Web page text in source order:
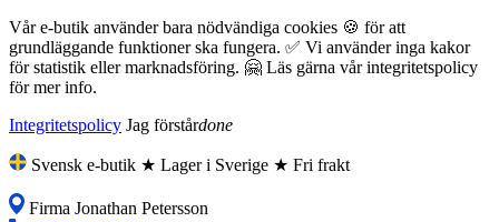
Vår e-butik använder bara nödvändiga cookies 🍪 för att
grundläggande funktioner ska fungera. ✅ Vi använder inga kakor
för statistik eller marknadsföring. 🤗 Läs gärna vår integritetspolicy
för mer info.
Integritetspolicy Jag förstårdone
Svensk e-butik ★ Lager i Sverige ★ Fri frakt
Firma Jonathan Petersson